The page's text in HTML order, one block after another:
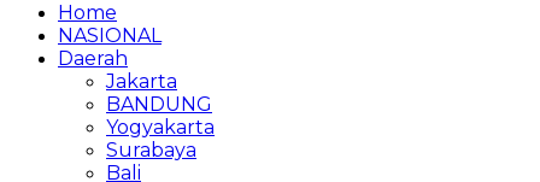
Home
NASIONAL
Daerah
Jakarta
BANDUNG
Yogyakarta
Surabaya
Bali